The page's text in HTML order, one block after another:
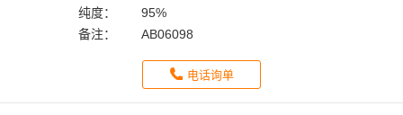
纯度：
95%
备注：
AB06098
电话询单